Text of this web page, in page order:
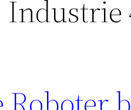
Industrie